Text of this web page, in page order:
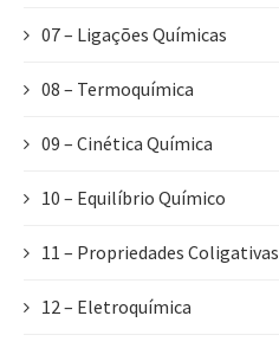
07 – Ligações Químicas
08 – Termoquímica
09 – Cinética Química
10 – Equilíbrio Químico
11 – Propriedades Coligativas
12 – Eletroquímica